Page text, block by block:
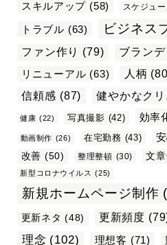
スキルアップ (58) スケジュ
トラブル (63) ビジネス
ファン作り (79) ブラン
リニューアル (63) 人柄
信頼感 (87) 健やかなク
健康 (22) 写真撮影 (42) 効率
動画制作 (26) 在宅勤務 (43)
改善 (50) 整理整頓 (30) 文
新型コロナウイルス (25)
新規ホームページ制作
更新ネタ (48) 更新頻度
理念 (102) 理想客 (71)